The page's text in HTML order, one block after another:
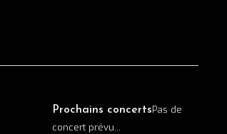
Prochains concertsPas de
concert prévu...